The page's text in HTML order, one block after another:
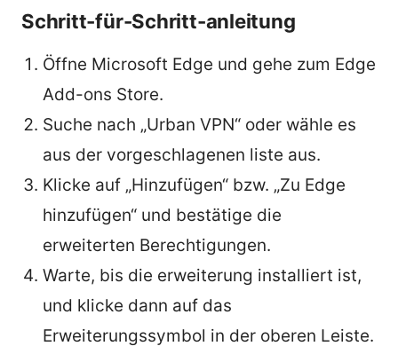
Schritt-für-Schritt-anleitung
Öffne Microsoft Edge und gehe zum Edge
Add-ons Store.
Suche nach „Urban VPN“ oder wähle es
aus der vorgeschlagenen liste aus.
Klicke auf „Hinzufügen“ bzw. „Zu Edge
hinzufügen“ und bestätige die
erweiterten Berechtigungen.
Warte, bis die erweiterung installiert ist,
und klicke dann auf das
Erweiterungssymbol in der oberen Leiste.